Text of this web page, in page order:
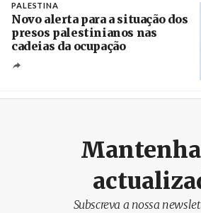
PALESTINA
Novo alerta para a situação dos
presos palestinianos nas
cadeias da ocupação
Subscreva a nossa